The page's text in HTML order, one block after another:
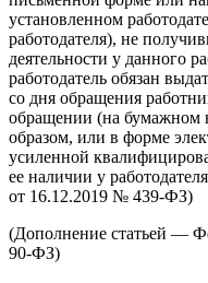
установленном
работодателя), не
деятельности у данного
работодатель обязан
со дня обращения
обращении (на бумажном
образом, или в форме
усиленной
ее наличии у
от 16.12.2019 № 439-ФЗ)
(Дополнение статьей —
90-ФЗ)